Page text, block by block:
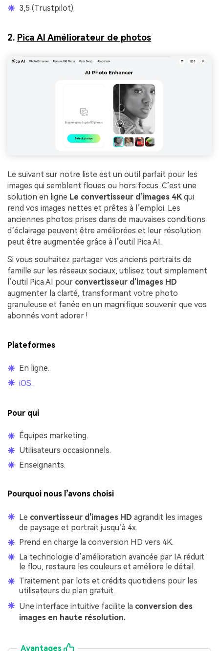
3,5 (Trustpilot).
2. Pica AI Améliorateur de photos
Le suivant sur notre liste est un outil parfait pour les
images qui semblent floues ou hors focus. C’est une
solution en ligne Le convertisseur d’images 4Kqui
rend vos images nettes et prêtes à l’emploi. Les
anciennes photos prises dans de mauvaises conditions
d’éclairage peuvent être améliorées et leur résolution
peut être augmentée grâce à l’outil Pica AI.
Si vous souhaitez partager vos anciens portraits de
famille sur les réseaux sociaux, utilisez tout simplement
l’outil Pica AI pour convertisseur d'images HD
augmenter la clarté, transformant votre photo
granuleuse et fanée en un magnifique souvenir que vos
abonnés vont adorer !
Plateformes
En ligne.
iOS.
Pour qui
Équipes marketing.
Utilisateurs occasionnels.
Enseignants.
Pourquoi nous l’avons choisi
Le convertisseur d'images HD agrandit les images
de paysage et portrait jusqu’à 4x.
Prend en charge la conversion HD vers 4K.
La technologie d’amélioration avancée par IA réduit
le flou, restaure les couleurs et améliore le détail.
Traitement par lots et crédits quotidiens pour les
utilisateurs du plan gratuit.
Une interface intuitive facilite la conversion des
images en haute résolution.
Avantages